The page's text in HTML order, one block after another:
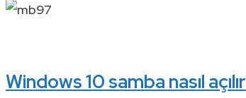
Windows 10 samba nasıl açılır